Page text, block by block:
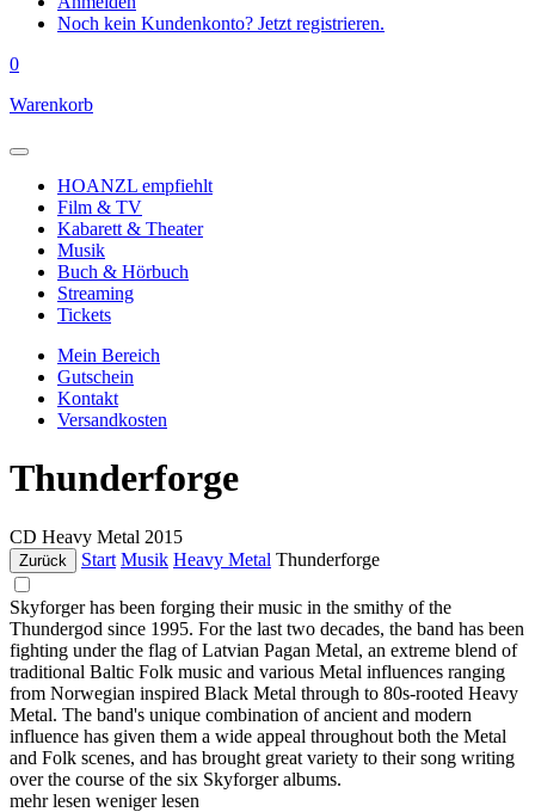
Noch kein Kundenkonto? Jetzt registrieren.
0
Warenkorb
HOANZL empfiehlt
Film & TV
Kabarett & Theater
Musik
Buch & Hörbuch
Streaming
Tickets
Mein Bereich
Gutschein
Kontakt
Versandkosten
Thunderforge
CD Heavy Metal 2015
Zurück Start Musik Heavy Metal Thunderforge
Skyforger has been forging their music in the smithy of the
Thundergod since 1995. For the last two decades, the band has been
fighting under the flag of Latvian Pagan Metal, an extreme blend of
traditional Baltic Folk music and various Metal influences ranging
from Norwegian inspired Black Metal through to 80s-rooted Heavy
Metal. The band's unique combination of ancient and modern
influence has given them a wide appeal throughout both the Metal
and Folk scenes, and has brought great variety to their song writing
over the course of the six Skyforger albums.
mehr lesen weniger lesen